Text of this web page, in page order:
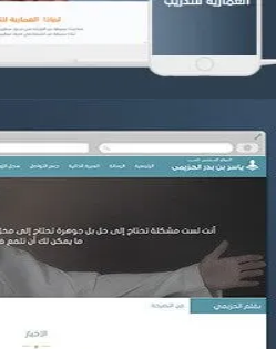
موقع ياسر بن